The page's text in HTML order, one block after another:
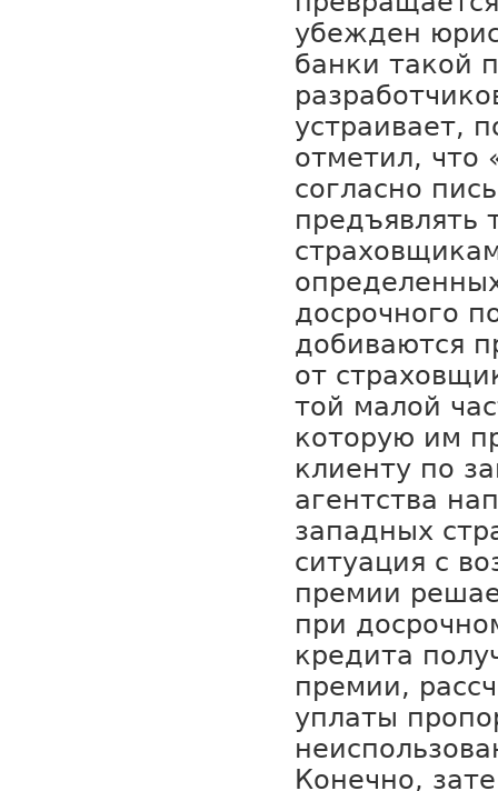
убежден
банки такой
устраивает,
отметил, что
согласно
предъявлять
досрочного
добиваются
от
той малой
которую им
клиенту по
агентства
западных
ситуация с
премии
при
кредита
премии,
уплаты
Конечно,